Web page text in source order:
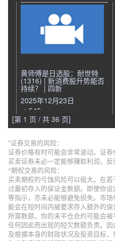
黄师傅是日选股：耐世特
(1316) | 新消费股升势能否
持续？ | 四新
2025年12月23日
545
[第 1 页 / 共 36 页]
*证券交易的风险：
证券价格有时可能会非常波动。证券
买卖证券未必一定能够赚取利润，反
^期权交易的风险：
买卖期权的亏蚀风险可以极大。在
过最初存入的保证金数额。即使你设
等指示，亦未必能够避免损失。市
能会在短时间内被要求存入额外的
所需数额，你的未平仓合约可能会
任何因此而出现的短欠数额负责。
及根据本身的财政状况及投资目标